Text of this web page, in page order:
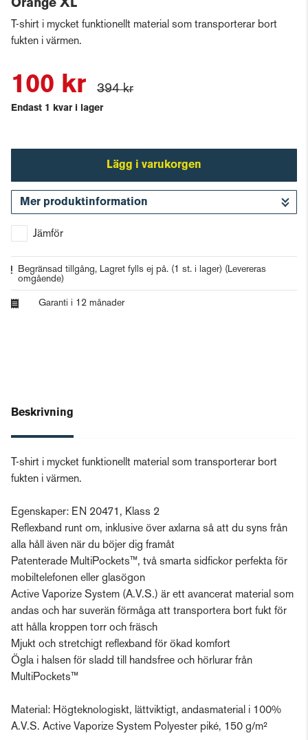
Orange XL
T-shirt i mycket funktionellt material som transporterar bort
fukten i värmen.
100 kr 394 kr
Endast 1 kvar i lager
Lägg i varukorgen
Mer produktinformation
Jämför
Begränsad tillgång, Lagret fylls ej på. (1 st. i lager) (Levereras
omgående)
Garanti i 12 månader
Beskrivning
T-shirt i mycket funktionellt material som transporterar bort
fukten i värmen.
Egenskaper: EN 20471, Klass 2
Reflexband runt om, inklusive över axlarna så att du syns från
alla håll även när du böjer dig framåt
Patenterade MultiPockets™, två smarta sidfickor perfekta för
mobiltelefonen eller glasögon
Active Vaporize System (A.V.S.) är ett avancerat material som
andas och har suverän förmåga att transportera bort fukt för
att hålla kroppen torr och fräsch
Mjukt och stretchigt reflexband för ökad komfort
Ögla i halsen för sladd till handsfree och hörlurar från
MultiPockets™
Material: Högteknologiskt, lättviktigt, andasmaterial i 100%
A.V.S. Active Vaporize System Polyester piké, 150 g/m²